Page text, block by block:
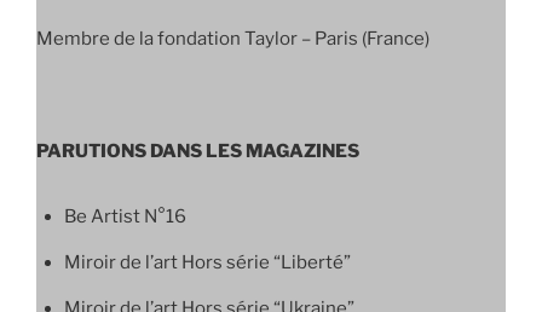
Membre de la fondation Taylor – Paris (France)
PARUTIONS DANS LES MAGAZINES
Be Artist N°16
Miroir de l’art Hors série “Liberté”